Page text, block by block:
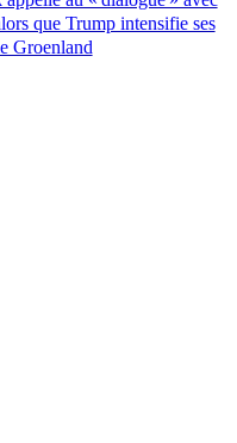
que Trump intensifie ses
Groenland